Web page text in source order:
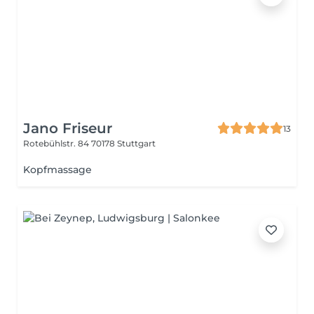
Jano Friseur
13
Rotebühlstr. 84 70178 Stuttgart
Kopfmassage